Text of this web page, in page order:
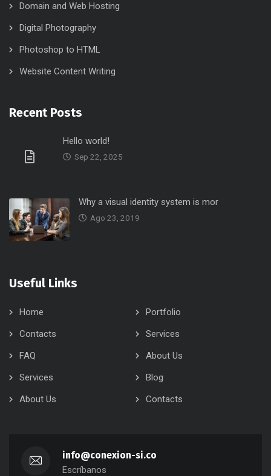
Domain and Web Hosting
Digital Photography
Photoshop to HTML
Website Content Writing
Recent Posts
Hello world!
Sep 22, 2025
Why a visual identity system is mor
Ago 23, 2019
Useful Links
Home
Portfolio
Contacts
Services
FAQ
About Us
Services
Blog
About Us
Contacts
info@conexion-si.co
Escríbanos